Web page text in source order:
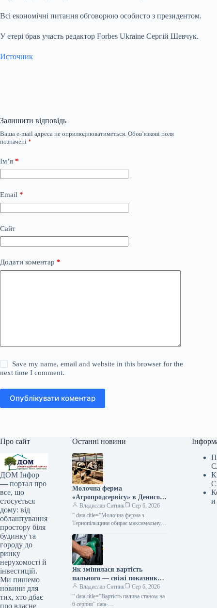
Всі економічні питання обговорюю особисто з президентом.
У етері брав участь редактор Forbes Ukraine Сергій Шевчук.
Источник
Залишити відповідь
Ваша e-mail адреса не оприлюднюватиметься. Обов’язкові поля
позначені *
Ім’я *
Email *
Сайт
Додати коментар *
Save my name, email and website in this browser for the
next time I comment.
Опублікувати коментар
Про сайт
ДОМ Інфор
— портал про
все, що
стосується
дому: від
облаштування
простору біля
будинку та
городу до
ринку
нерухомості й
інвестицій.
Ми пишемо
новини для
тих, хто дбає
про власне
Останні новини
Молочна ферма
«Агропродсервісу» в Денисові
зберігає чисельність стада,
незважаючи на діяльність
майже без прибутку —
Владислав Ситник
Сер 6, 2026
” data-title=”Молочна ферма з
Тернопільщини обирає максимальну
Як змінилася вартість
пального — свіжі показники
на 6 серпня — КУРКУЛЬ
Владислав Ситник
Сер 6, 2026
” data-title=”Вартість палива станом на
6 серпня” data-
и